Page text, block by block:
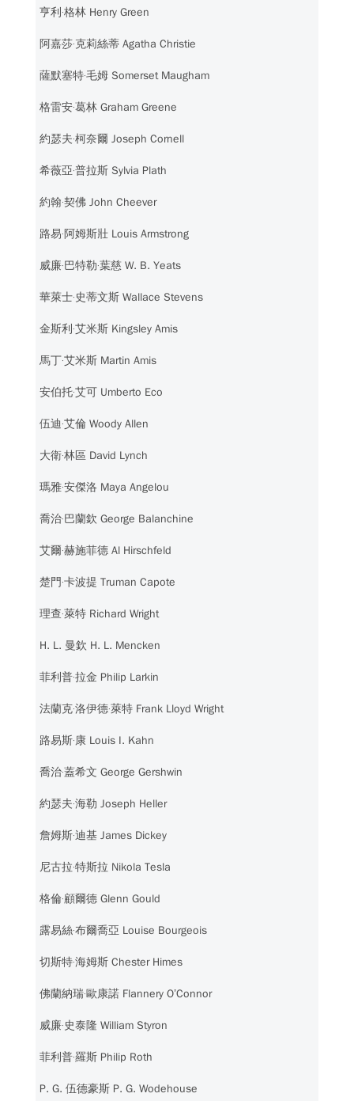
亨利‧格林 Henry Green
阿嘉莎‧克莉絲蒂 Agatha Christie
薩默塞特‧毛姆 Somerset Maugham
格雷安‧葛林 Graham Greene
約瑟夫‧柯奈爾 Joseph Cornell
希薇亞‧普拉斯 Sylvia Plath
約翰‧契佛 John Cheever
路易‧阿姆斯壯 Louis Armstrong
威廉‧巴特勒‧葉慈 W. B. Yeats
華萊士‧史蒂文斯 Wallace Stevens
金斯利‧艾米斯 Kingsley Amis
馬丁‧艾米斯 Martin Amis
安伯托‧艾可 Umberto Eco
伍迪‧艾倫 Woody Allen
大衛‧林區 David Lynch
瑪雅‧安傑洛 Maya Angelou
喬治‧巴蘭欽 George Balanchine
艾爾‧赫施菲德 Al Hirschfeld
楚門‧卡波提 Truman Capote
理查‧萊特 Richard Wright
H. L. 曼欽 H. L. Mencken
菲利普‧拉金 Philip Larkin
法蘭克‧洛伊德‧萊特 Frank Lloyd Wright
路易斯‧康 Louis I. Kahn
喬治‧蓋希文 George Gershwin
約瑟夫‧海勒 Joseph Heller
詹姆斯‧迪基 James Dickey
尼古拉‧特斯拉 Nikola Tesla
格倫‧顧爾德 Glenn Gould
露易絲‧布爾喬亞 Louise Bourgeois
切斯特‧海姆斯 Chester Himes
佛蘭納瑞‧歐康諾 Flannery O’Connor
威廉‧史泰隆 William Styron
菲利普‧羅斯 Philip Roth
P. G. 伍德豪斯 P. G. Wodehouse